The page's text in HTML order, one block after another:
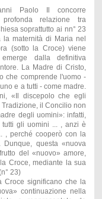
Paolo Il concorre
relazione tra
soprattutto ai nn° 23
maternità di Maria nel
(sotto la Croce) viene
dalla definitiva
La Madre di Cristo,
che comprende l'uomo -
e a tutti - come madre.
«Il discepolo che egli
il Concilio non
degli uomini»: infatti,
gli uomini ... , anzi è
, perché cooperò con la
questa «nuova
del «nuovo» amore,
Croce, mediante la sua
23)
Croce significano che la
continuazione nella